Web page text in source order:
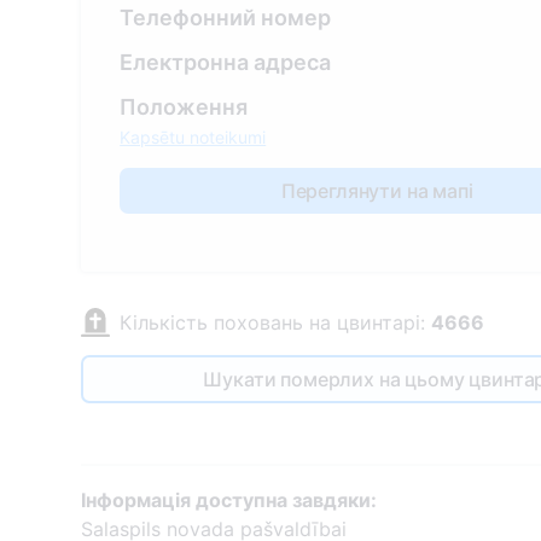
Телефонний номер
Електронна адреса
Положення
Kapsētu noteikumi
Переглянути на мапі
Кількість поховань на цвинтарі: 4666
Шукати померлих на цьому
Інформація доступна завдяки:
Salaspils novada pašvaldībai